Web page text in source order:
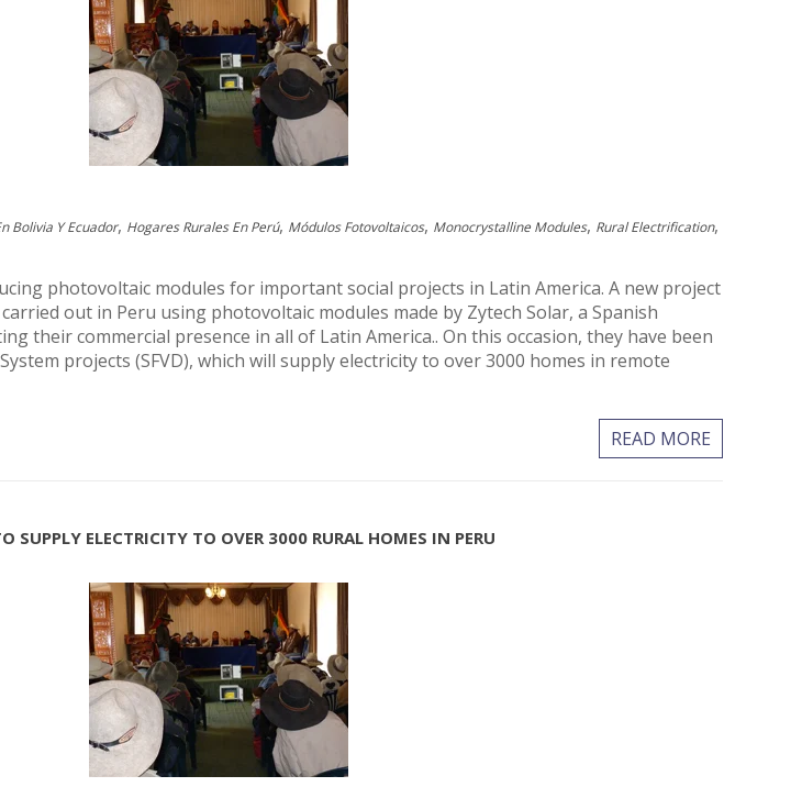
Bolivia Y Ecuador, Hogares Rurales En Perú, Módulos Fotovoltaicos, Monocrystalline Modules, Rural Electrification,
photovoltaic modules for important social projects in Latin America. A new project
out in Peru using photovoltaic modules made by Zytech Solar, a Spanish
their commercial presence in all of Latin America.. On this occasion, they have been
projects (SFVD), which will supply electricity to over 3000 homes in remote
READ MORE
SUPPLY ELECTRICITY TO OVER 3000 RURAL HOMES IN PERU